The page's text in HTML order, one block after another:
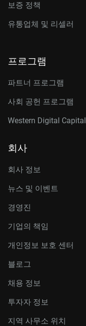
보증 정책
유통업체 및 리셀러
프로그램
파트너 프로그램
사회 공헌 프로그램
Western Digital Capital
회사
회사 정보
뉴스 및 이벤트
경영진
기업의 책임
개인정보 보호 센터
블로그
채용 정보
투자자 정보
지역 사무소 위치